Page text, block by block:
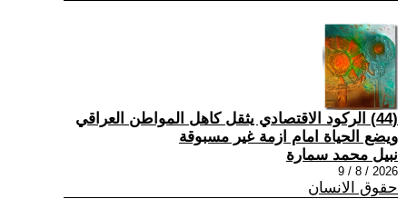
(44) الركود الاقتصادي يثقل كاهل المواطن العراقي
ويضع الحياة امام ازمة غير مسبوقة
نبيل محمد سمارة
2026 / 8 / 9
حقوق الانسان